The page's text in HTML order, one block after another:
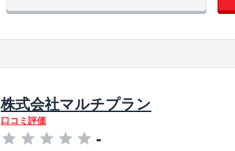
株式会社マルチプラン
口コミ評価
-